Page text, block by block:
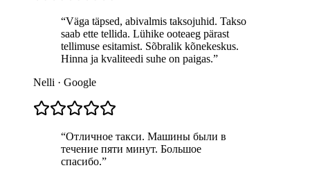
“Väga täpsed, abivalmis taksojuhid. Takso
saab ette tellida. Lühike ooteaeg pärast
tellimuse esitamist. Sõbralik kõnekeskus.
Hinna ja kvaliteedi suhe on paigas.”
Nelli · Google
“Отличное такси. Машины были в
течение пяти минут. Большое
спасибо.”